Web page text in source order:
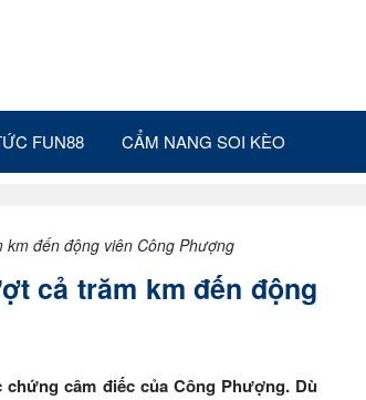
FUN88 CẨM NANG SOI KÈO
đến động viên Công Phượng
cả trăm km đến động
câm điếc của Công Phượng. Dù